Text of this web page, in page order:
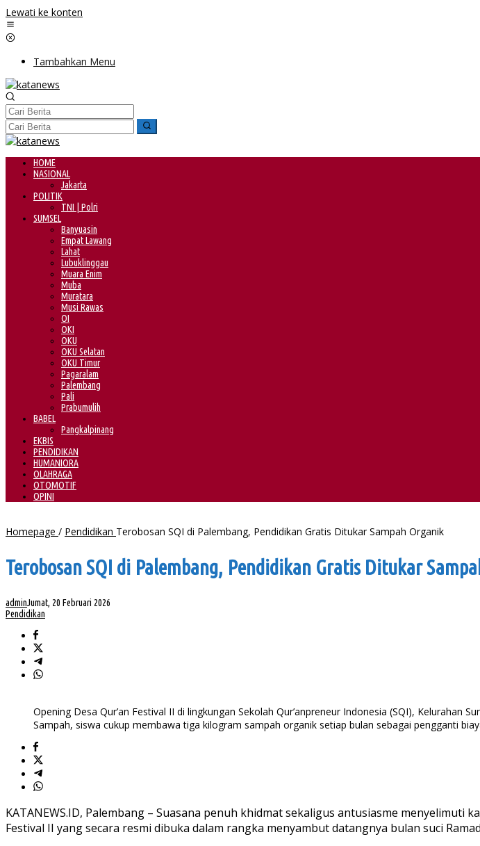
Lewati ke konten
Tambahkan Menu
HOME
NASIONAL
Jakarta
POLITIK
TNI | Polri
SUMSEL
Banyuasin
Empat Lawang
Lahat
Lubuklinggau
Muara Enim
Muba
Muratara
Musi Rawas
OI
OKI
OKU
OKU Selatan
OKU Timur
Pagaralam
Palembang
Pali
Prabumulih
BABEL
Pangkalpinang
EKBIS
PENDIDIKAN
HUMANIORA
OLAHRAGA
OTOMOTIF
OPINI
Homepage / Pendidikan Terobosan SQI di Palembang, Pendidikan Gratis Ditukar Sampah Organik
Terobosan SQI di Palembang, Pendidikan Gratis Ditukar
adminJumat, 20 Februari 2026
Pendidikan
Opening Desa Qur’an Festival II di lingkungan Sekolah Qur’anpreneur Indonesia (SQI), Kelurahan
Sampah, siswa cukup membawa tiga kilogram sampah organik setiap bulan sebagai pengganti
KATANEWS.ID, Palembang – Suasana penuh khidmat sekaligus antusiasme menyelimuti
Festival II yang secara resmi dibuka dalam rangka menyambut datangnya bulan suci